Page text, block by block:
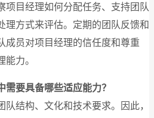
项目经理如何分配任务、支持团队
理方式来评估。定期的团队反馈和
成员对项目经理的信任度和尊重
力。
要具备哪些适应能力？
结构、文化和技术要求。因此，